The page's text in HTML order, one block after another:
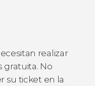
realizar
gratuita. No
su ticket en la